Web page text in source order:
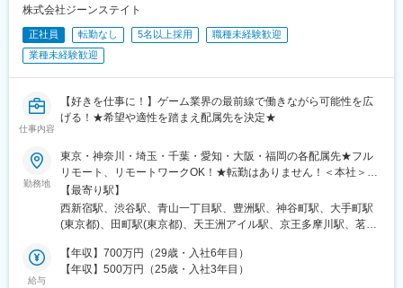
株式会社ジーンステイト
正社員 転勤なし 5名以上採用
職種未経験歓迎
業種未経験歓迎
仕事内容
【好きを仕事に！】ゲーム業界の最前線で働きながら可能性を広
げる！★希望や適性を踏まえ配属先を決定★
勤務地
東京・神奈川・埼玉・千葉・愛知・大阪・福岡の各配属先★フル
リモート、リモートワークOK！★転勤はありません！＜本社＞東
京都新宿区西新宿1-26-2 新宿野村ビル39階＜愛知＞名古屋市中
村区名駅1丁目1-1 JPタワー名古屋21階＜大阪＞大阪市淀川区宮原
1丁目1-1 新大阪阪急ビル3階＜福岡＞福岡市博多区博多駅中央街
属となります。あなたの適性やお住まいを考慮して決定しますの
でご安心ください！★本社について社員増加に伴い、26年7月に
【最寄り駅】
西新宿駅、渋谷駅、青山一丁目駅、豊洲駅、神谷町駅、大手町駅
(東京都)、田町駅(東京都)、天王洲アイル駅、京王多摩川駅、茗荷
宿駅、品川駅、木場駅(東京都)、みなとみらい駅、天王町駅、横浜
駅、平塚駅、幕張駅、新宿駅(東京メトロ)、芝公園駅、赤坂駅(東
給与
【年収】700万円（29歳・入社6年目）
【年収】500万円（25歳・入社3年目）